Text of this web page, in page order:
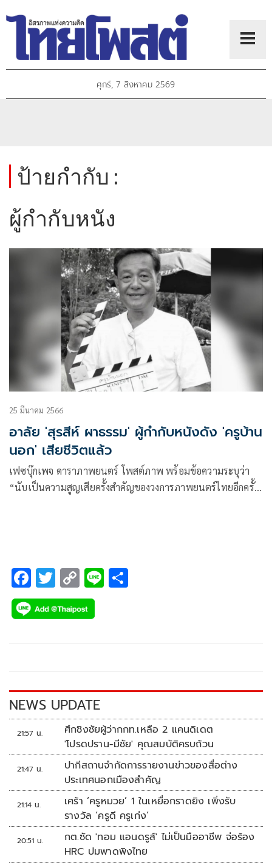
ศุกร์, 7 สิงหาคม 2569
ป้ายกำกับ :
ผู้กำกับหนัง
25 มีนาคม 2566
อาลัย 'สุรสีห์ ผาธรรม' ผู้กำกับหนังดัง 'ครูบ้าน
นอก' เสียชีวิตแล้ว
เฟซบุ๊กเพจ ดาราภาพยนตร์ โพสต์ภาพ พร้อมข้อความระบุว่า
“นับเป็นความสูญเสียครั้งสำคัญของวงการภาพยนตร์ไทยอีกครั้ง
F
ac
e
k
T
wi
tt
C
o
p
k
Li
NEWS UPDATE
21:57 น.
ศึกชิงชัยผู้ว่ากกท.เหลือ 2 แคนดิเดต
'โปรดปราน-มีชัย' คุณสมบัติครบถ้วน
21:47 น.
ปากีสถานจำกัดการรายงานข่าวของสื่อต่าง
ประเทศนอกเมืองสำคัญ
21:14 น.
เศร้า ‘ครูหมวย’ 1 ในเหยื่อกราดยิง เพิ่งรับ
รางวัล ‘ครูดี ครูเก่ง’
20:51 น.
กต.ซัด 'ทอม แอนดรูส์' ไม่เป็นมืออาชีพ จ่อร้อง
HRC ปมพาดพิงไทย